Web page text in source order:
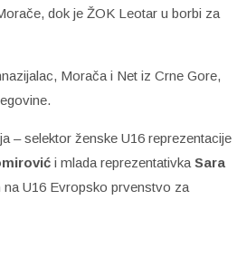
dok je ŽOK Leotar u borbi za
Morača i Net iz Crne Gore,
– selektor ženske U16 reprezentacije
i mlada reprezentativkaSara
U16 Evropsko prvenstvo za